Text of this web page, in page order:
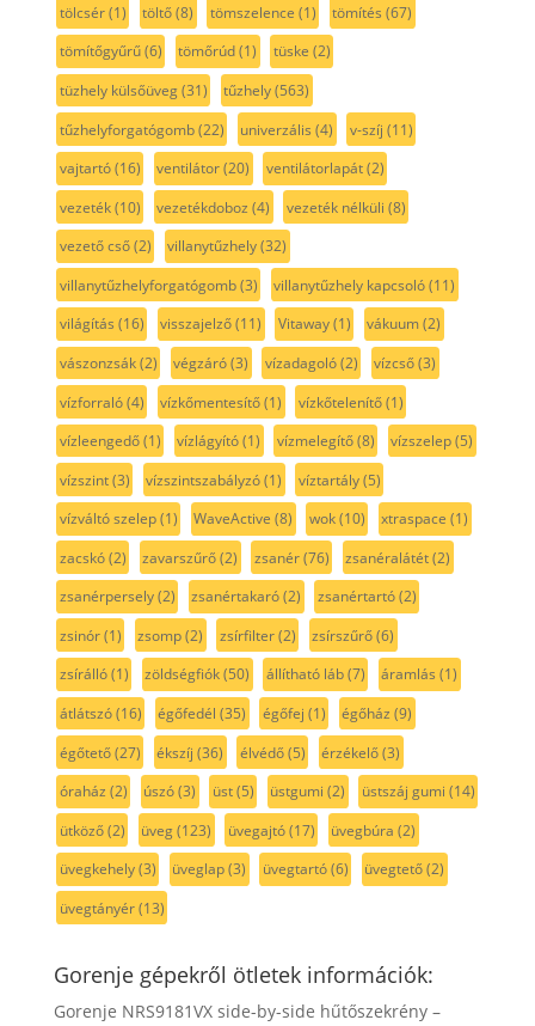
tölcsér(1) töltő(8) tömszelence (1) tömítés (67)
tömítőgyűrű(6) tömőrúd(1) tüske (2)
tüzhely külsőüveg(31) tűzhely(563)
tűzhelyforgatógomb(22) univerzális (4) v-szíj (11)
vajtartó(16) ventilátor(20) ventilátorlapát(2)
vezeték(10) vezetékdoboz (4) vezeték nélküli (8)
vezető cső(2) villanytűzhely(32)
villanytűzhelyforgatógomb(3) villanytűzhely kapcsoló(11)
világítás (16) visszajelző(11) Vitaway(1) vákuum(2)
vászonzsák(2) végzáró(3) vízadagoló(2) vízcső(3)
vízforraló(4) vízkőmentesítő(1) vízkőtelenítő(1)
vízleengedő(1) vízlágyító(1) vízmelegítő(8) vízszelep(5)
vízszint(3) vízszintszabályzó(1) víztartály(5)
vízváltó szelep(1) WaveActive (8) wok(10) xtraspace (1)
zacskó(2) zavarszűrő(2) zsanér(76) zsanéralátét(2)
zsanérpersely(2) zsanértakaró(2) zsanértartó(2)
zsinór(1) zsomp(2) zsírfilter(2) zsírszűrő(6)
zsírálló(1) zöldségfiók(50) állítható láb(7) áramlás (1)
átlátszó(16) égőfedél (35) égőfej (1) égőház (9)
égőtető(27) ékszíj (36) élvédő(5) érzékelő(3)
óraház (2) úszó(3) üst(5) üstgumi (2) üstszáj gumi (14)
ütköző(2) üveg(123) üvegajtó(17) üvegbúra (2)
üvegkehely(3) üveglap(3) üvegtartó(6) üvegtető(2)
üvegtányér(13)
Gorenje gépekről ötletek információk:
Gorenje NRS9181VX side-by-side hűtőszekrény –